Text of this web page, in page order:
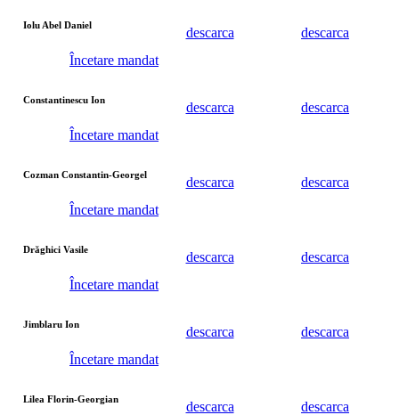
Iolu Abel Daniel
Încetare mandat
descarca descarca
Constantinescu Ion
Încetare mandat
descarca descarca
Cozman Constantin-Georgel
Încetare mandat
descarca descarca
Drăghici Vasile
Încetare mandat
descarca descarca
Jimblaru Ion
Încetare mandat
descarca descarca
Lilea Florin-Georgian
descarca descarca